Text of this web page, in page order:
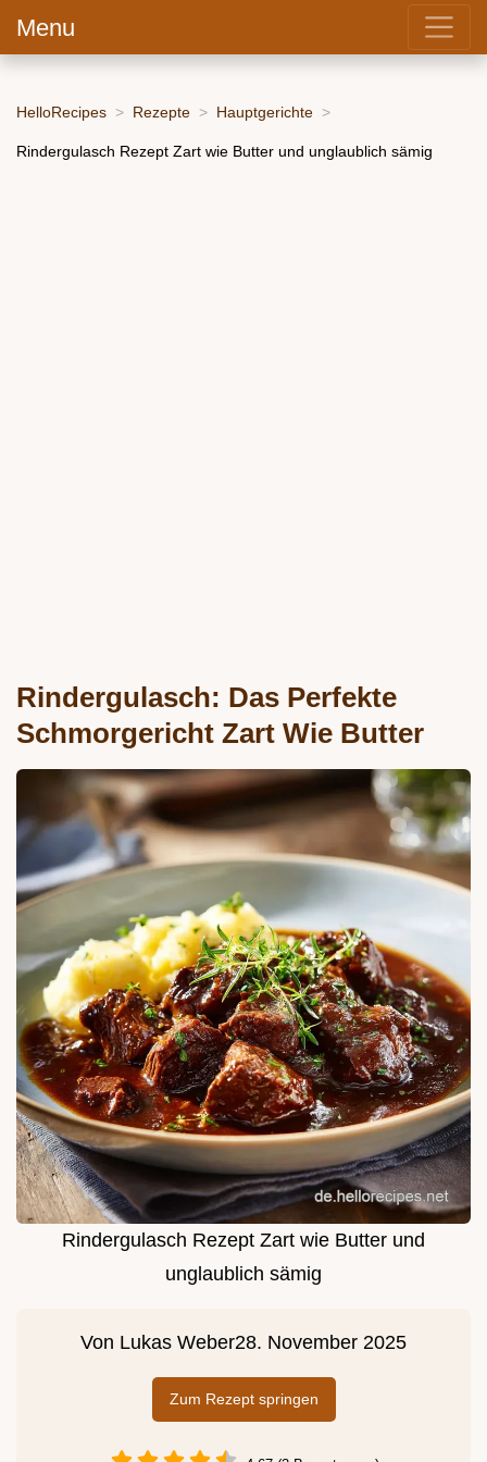
Menu
HelloRecipes Rezepte Hauptgerichte
Rindergulasch Rezept Zart wie Butter und unglaublich sämig
Rindergulasch: Das Perfekte
Schmorgericht Zart Wie Butter
Rindergulasch Rezept Zart wie Butter und
unglaublich sämig
Von Lukas Weber28. November 2025
Zum Rezept springen